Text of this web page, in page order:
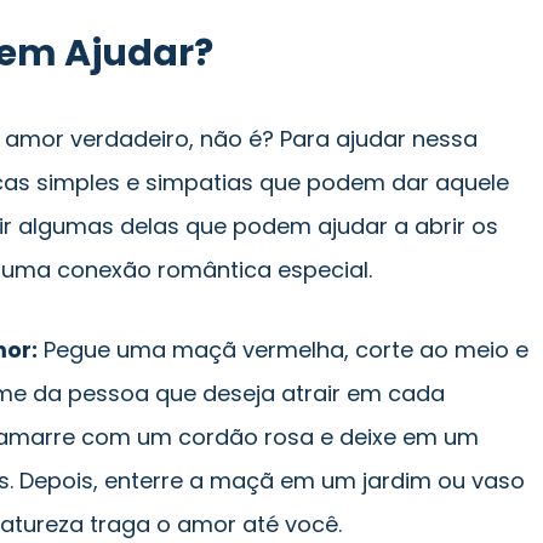
Ajudar?
verdadeiro, não é? Para ajudar nessa
simples e simpatias que podem dar aquele
algumas delas que podem ajudar a abrir os
conexão romântica especial.
Pegue uma maçã vermelha, corte ao meio e
da pessoa que deseja atrair em cada
com um cordão rosa e deixe em um
Depois, enterre a maçã em um jardim ou vaso
traga o amor até você.